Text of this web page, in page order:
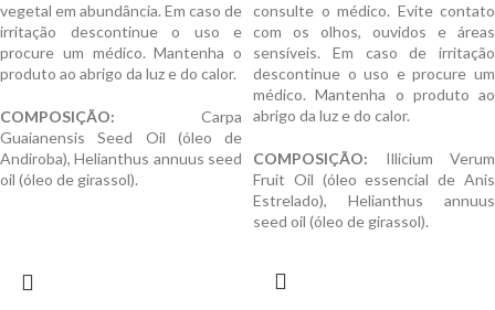
vegetal em abundância. Em caso de
irritação descontinue o uso e
procure um médico. Mantenha o
produto ao abrigo da luz e do calor.
COMPOSIÇÃO: Carpa
Guaianensis Seed Oil (óleo de
Andiroba), Helianthus annuus seed
oil (óleo de girassol).
consulte o médico. Evite contato
com os olhos, ouvidos e áreas
sensíveis. Em caso de irritação
descontinue o uso e procure um
médico. Mantenha o produto ao
abrigo da luz e do calor.
COMPOSIÇÃO: Illicium Verum
Fruit Oil (óleo essencial de Anis
Estrelado), Helianthus annuus
seed oil (óleo de girassol).